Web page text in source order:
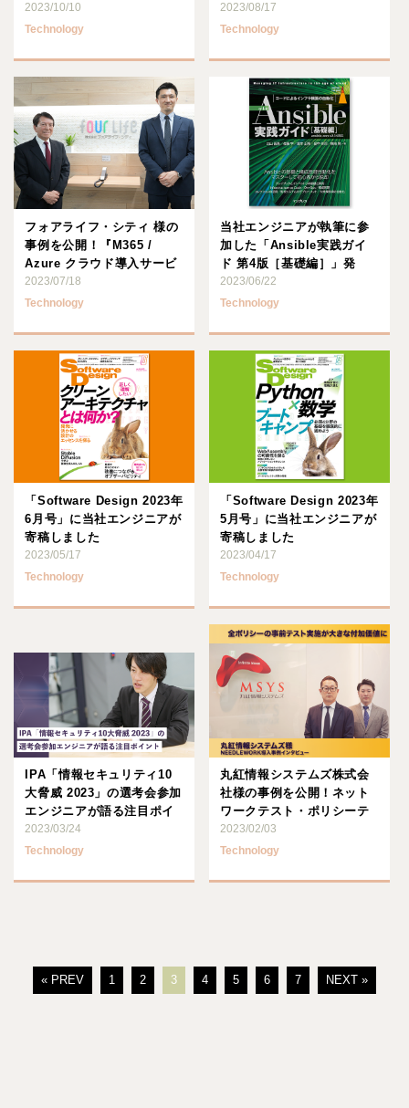
クト
「NEEDLEWORK」･･･
2023/10/10
Technology
Mi･･･
2023/08/17
Technology
フォアライフ・シティ 様の
事例を公開！『M365 /
Azure クラウド導入サービ
ス』
2023/07/18
Technology
当社エンジニアが執筆に参
加した「Ansible実践ガイ
ド 第4版［基礎編］」発
売！
2023/06/22
Technology
「Software Design 2023年
6月号」に当社エンジニアが
寄稿しました
2023/05/17
Technology
「Software Design 2023年
5月号」に当社エンジニアが
寄稿しました
2023/04/17
Technology
IPA「情報セキュリティ10
大脅威 2023」の選考会参加
エンジニアが語る注目ポイ
ント
2023/03/24
Technology
丸紅情報システムズ株式会
社様の事例を公開！ネット
ワークテスト・ポリシーテ
スト自動化プロダクト
「NEE･･･
2023/02/03
Technology
« PREV 1 2 3 4 5 6 7 NEXT »